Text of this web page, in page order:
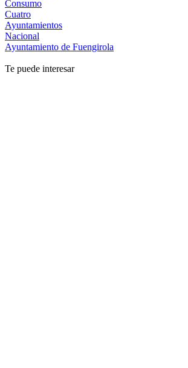
Consumo
Cuatro
Ayuntamientos
Nacional
Ayuntamiento de Fuengirola
Te puede interesar